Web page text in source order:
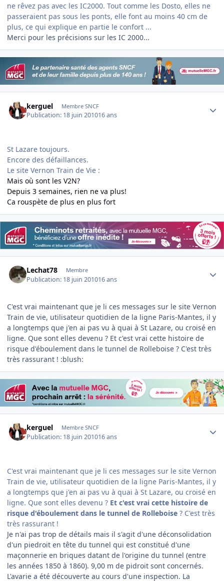
ne rêvez pas avec les IC2000. Tout comme les Dosto, elles ne
passeraient pas sous les ponts, elle font au moins 40 cm de
plus, ce qui explique en partie le confort ...
Merci pour les précisions sur les IC 2000...
kerguel Membre SNCF
Publication: 18 juin 201016 ans
St Lazare toujours.
Encore des défaillances.
Le site Vernon Train de Vie :
Mais où sont les V2N?
Depuis 3 semaines, rien ne va plus!
Ca rouspète de plus en plus fort
Lechat78 Membre
Publication: 18 juin 201016 ans
C'est vrai maintenant que je li ces messages sur le site Vernon
Train de vie, utilisateur quotidien de la ligne Paris-Mantes, il y
a longtemps que j'en ai pas vu à quai à St Lazare, ou croisé en
ligne. Que sont elles devenu ? Et c'est vrai cette histoire de
risque d'éboulement dans le tunnel de Rolleboise ? C'est très
très rassurant ! :blush:
kerguel Membre SNCF
Publication: 18 juin 201016 ans
C'est vrai maintenant que je li ces messages sur le site Vernon
Train de vie, utilisateur quotidien de la ligne Paris-Mantes, il y
a longtemps que j'en ai pas vu à quai à St Lazare, ou croisé en
ligne. Que sont elles devenu ? Et c'est vrai cette histoire de
risque d'éboulement dans le tunnel de Rolleboise ? C'est très
très rassurant !
Je n'ai pas trop de détails mais il s'agit d'une déconsolidation
d'un piedroit en tête du tunnel qui est constitué d'une
maçonnerie en briques datant de l'origine du tunnel (entre
les années 1850 à 1860). 9,00 m de pidroit sont concernés.
L'avarie a été découverte au cours d'une inspection. La